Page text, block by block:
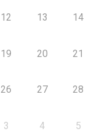
12 13 14
19 20 21
26 27 28
3 4 5